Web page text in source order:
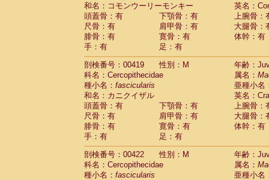
和名：コモンウーリーモンキー
英名：
頭蓋骨：有
下顎骨：有
上腕骨：
尺骨：有
肩甲骨：有
大腿骨：
腓骨：有
寛骨：有
体幹：有
手：有
足：有
剖検番号：00419
性別：M
年齢：
科名：Cercopithecidae
属名：
種小名： fascicularis
亜種小名
和名：カニクイザル
英名：
頭蓋骨：有
下顎骨：有
上腕骨：
尺骨：有
肩甲骨：有
大腿骨：
腓骨：有
寛骨：有
体幹：有
手：有
足：有
剖検番号：00422
性別：M
年齢：
科名：Cercopithecidae
属名：
種小名： fascicularis
亜種小名